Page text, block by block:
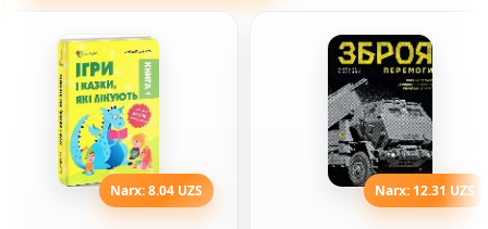
Narx: 8.04 UZS Narx: 12.31 UZS